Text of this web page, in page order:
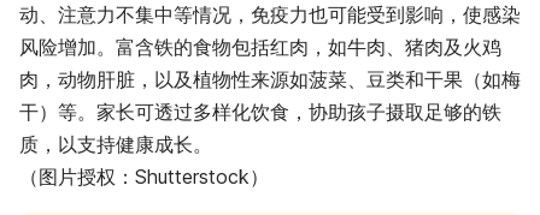
动、注意力不集中等情况，免疫力也可能受到影响，使感染
风险增加。富含铁的食物包括红肉，如牛肉、猪肉及火鸡
肉，动物肝脏，以及植物性来源如菠菜、豆类和干果（如梅
干）等。家长可透过多样化饮食，协助孩子摄取足够的铁
质，以支持健康成长。
（图片授权：Shutterstock）